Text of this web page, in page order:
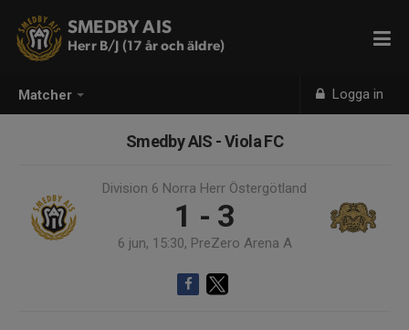
Matcher Logga in
SMEDBY AIS
Herr B/J (17 år och äldre)
Smedby AIS - Viola FC
Division 6 Norra Herr Östergötland
1 - 3
6 jun, 15:30, PreZero Arena A